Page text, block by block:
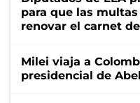
para que las
renovar el carnet
Milei viaja a
presidencial de